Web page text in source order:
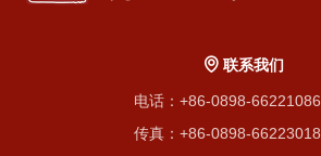
联系我们
电话：+86-0898-66221086
传真：+86-0898-66223018